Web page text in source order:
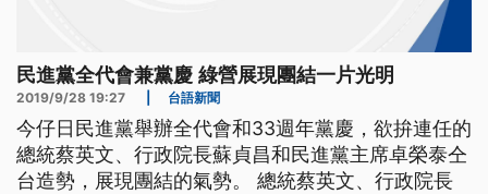
民進黨全代會兼黨慶 綠營展現團結一片光明
2019/9/28 19:27 台語新聞
今仔日民進黨舉辦全代會和33週年黨慶，欲拚連任的
總統蔡英文、行政院長蘇貞昌和民進黨主席卓榮泰仝
台造勢，展現團結的氣勢。 總統蔡英文、行政院長